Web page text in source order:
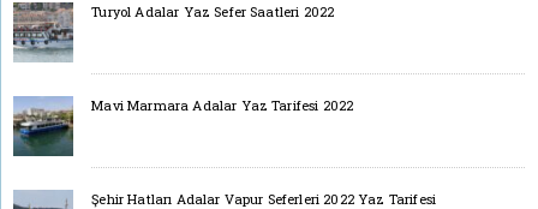
Turyol Adalar Yaz Sefer Saatleri 2022
Mavi Marmara Adalar Yaz Tarifesi 2022
Şehir Hatları Adalar Vapur Seferleri 2022 Yaz Tarifesi